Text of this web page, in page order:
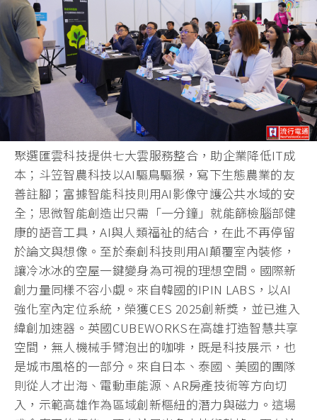
聚選匯雲科技提供七大雲服務整合，助企業降低IT成
本；斗笠智農科技以AI驅鳥驅猴，寫下生態農業的友
善註腳；富據智能科技則用AI影像守護公共水域的安
全；思微智能創造出只需「一分鐘」就能篩檢腦部健
康的語音工具，AI與人類福祉的結合，在此不再停留
於論文與想像。至於秦創科技則用AI顛覆室內裝修，
讓冷冰冰的空屋一鍵變身為可視的理想空間。國際新
創力量同樣不容小覷。來自韓國的IPIN LABS，以AI
強化室內定位系統，榮獲CES 2025創新獎，並已進入
緯創加速器。英國CUBEWORKS在高雄打造智慧共享
空間，無人機械手臂泡出的咖啡，既是科技展示，也
是城市風格的一部分。來自日本、泰國、美國的團隊
則從人才出海、電動車能源、AR房產技術等方向切
入，示範高雄作為區域創新樞紐的潛力與磁力。這場